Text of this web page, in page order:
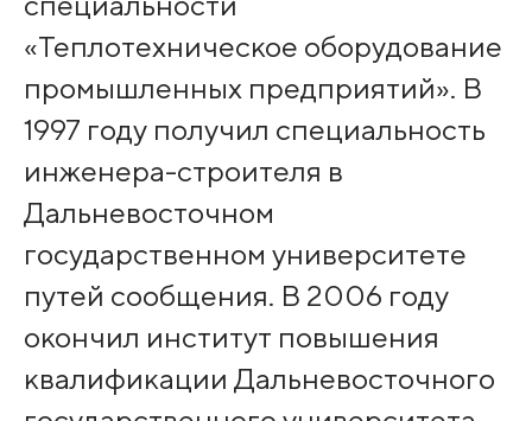
«Теплотехническое оборудование
промышленных предприятий». В
1997 году получил специальность
инженера-строителя в
Дальневосточном
государственном университете
путей сообщения. В 2006 году
окончил институт повышения
квалификации Дальневосточного